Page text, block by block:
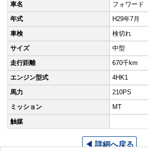
車名
フォワード
年式
H29年7月
車検
検切れ
サイズ
中型
走行距離
670千km
エンジン型式
4HK1
馬力
210PS
ミッション
MT
触媒
◀ 詳細へ戻る